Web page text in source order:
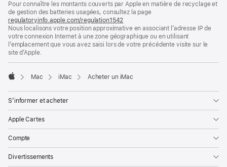
une
nouvelle
fenêtre)
Pour connaître les montants couverts par Apple en matière de recyclage et
de gestion des batteries usagées, consultez la page
regulatoryinfo.apple.com/regulation1542
dans
une
nouvelle
Nous localisons votre position approximative en associant l’adresse IP de
votre connexion Internet à une zone géographique ou en utilisant
l’emplacement que vous avez saisi lors de votre précédente visite sur le
site d’Apple.
Mac iMac Acheter un iMac
S’informer et acheter
Apple Cartes
Compte
Divertissements